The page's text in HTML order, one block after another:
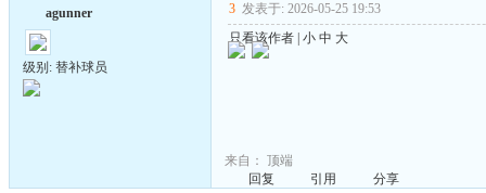
agunner
级别: 替补球员
3 发表于: 2026-05-25 19:53
只看该作者 小 中 大
来自： 顶端
回复
引用 分享